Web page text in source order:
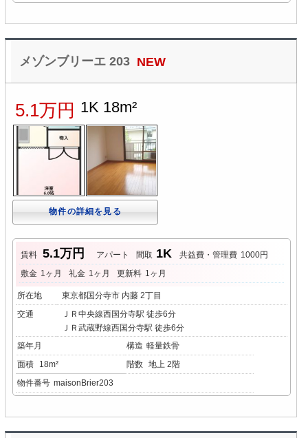
メゾンブリーエ 203 NEW
5.1万円 1K 18m²
物件の詳細を見る
賃料 5.1万円 アパート 間取 1K 共益費・管理費 1000円
敷金 1ヶ月 礼金 1ヶ月 更新料 1ヶ月
所在地
東京都国分寺市 内藤 2丁目
交通
ＪＲ中央線西国分寺駅 徒歩6分
ＪＲ武蔵野線西国分寺駅 徒歩6分
築年月
構造 軽量鉄骨
面積
18m² 階数 地上 2階
物件番号 maisonBrier203